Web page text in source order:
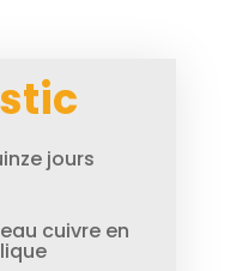
jours
cuivre en